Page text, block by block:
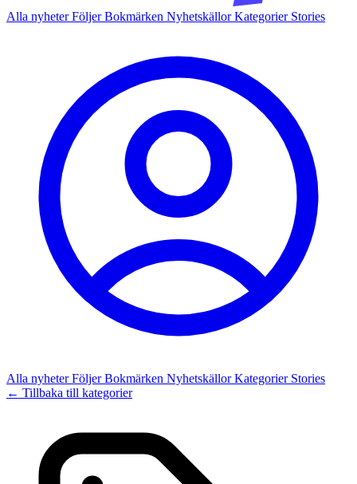
Alla nyheterFöljerBokmärken NyhetskällorKategorier Stories
Alla nyheterFöljerBokmärken NyhetskällorKategorier Stories
← Tillbaka till kategorier